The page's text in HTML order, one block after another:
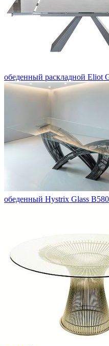
обеденный раскладной Eliot
обеденный Hystrix Glass